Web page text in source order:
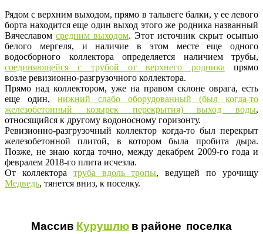
Рядом с верхним выходом, прямо в тальвеге балки, у ее левого
борта находится еще один выход этого же родника названный
Вячеславом средним выходом. Этот источник скрыт осыпью
белого мергеля, и наличие в этом месте еще одного
водосборного коллектора определяется наличием трубы,
соединяющейся с трубой от верхнего родника прямо
возле ревизионно-разгрузочного коллектора.
Прямо над коллектором, уже на правом склоне оврага, есть
еще один, нижний слабо оборудованный (был когда-то
железобетонный козырек перекрытия) выход воды,
относящийся к другому водоносному горизонту.
Ревизионно-разгрузочный коллектор когда-то был перекрыт
железобетонной плитой, в котором была пробита дыра.
Позже, не знаю когда точно, между декабрем 2009-го года и
февралем 2018-го плита исчезла.
От коллектора труба вдоль тропы, ведущей по урочищу
Медведь, тянется вниз, к поселку.
Массив Курушлю в районе поселка